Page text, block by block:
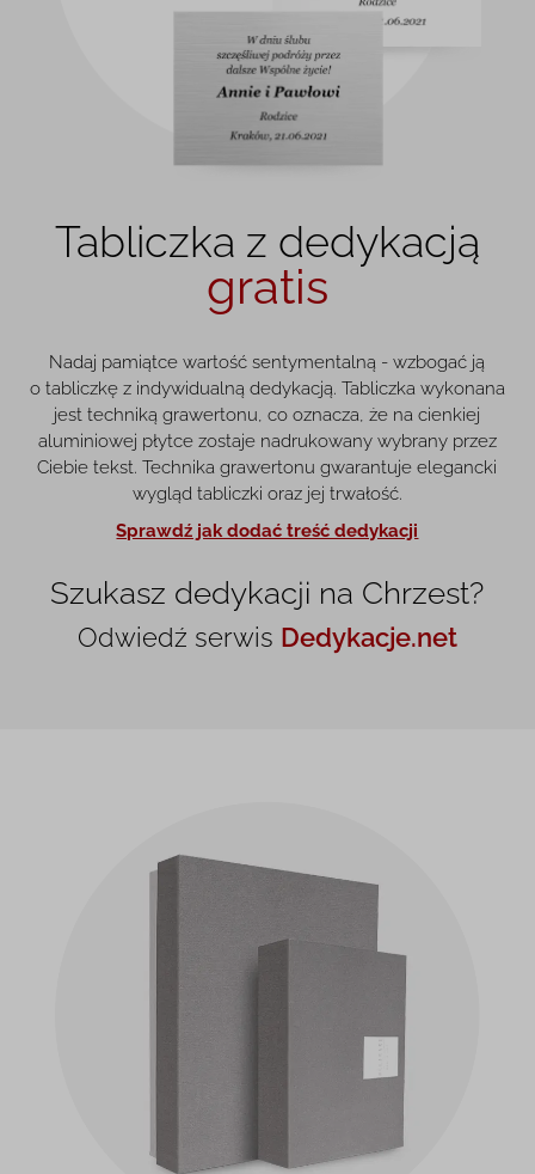
Tabliczka z dedykacją
gratis
Nadaj pamiątce wartość sentymentalną - wzbogać ją
o tabliczkę z indywidualną dedykacją. Tabliczka wykonana
jest techniką grawertonu, co oznacza, że na cienkiej
aluminiowej płytce zostaje nadrukowany wybrany przez
Ciebie tekst. Technika grawertonu gwarantuje elegancki
wygląd tabliczki oraz jej trwałość.
Sprawdź jak dodać treść dedykacji
Szukasz dedykacji na Chrzest?
Odwiedź serwis Dedykacje.net